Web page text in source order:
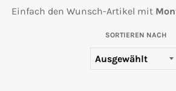
Einfach den Wunsch-Artikel mit
SORTIEREN NACH